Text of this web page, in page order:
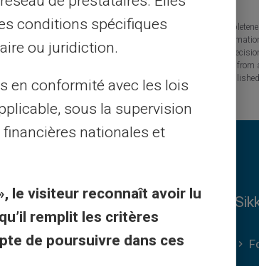
value. Although we strive to ensure the accuracy,
for decisions or actions taken based on the
professional or an expert for any important question or
you agree that Carte Veritas and its partners are released
errors, omissions or the interpretation of the information
Veritas-fordeler
Hvorfor VERITAS
conditions spécifiques
ou juridiction.
en conformité avec les lois
sous la supervision
nationales et
le visiteur reconnaît avoir lu
remplit les critères
de poursuivre dans ces